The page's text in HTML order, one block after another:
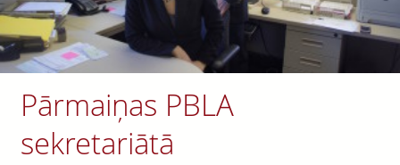
Pārmaiņas PBLA
sekretariātā